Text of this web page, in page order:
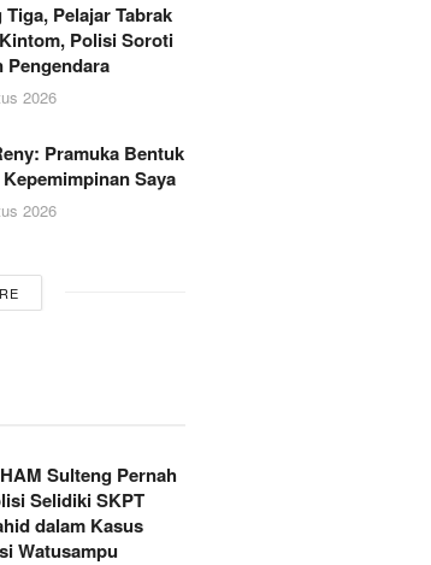
Pelajar Tabrak
Polisi Soroti
Pengendara
2026
Pramuka Bentuk
Saya
2026
Sulteng Pernah
Selidiki SKPT
dalam Kasus
Watusampu